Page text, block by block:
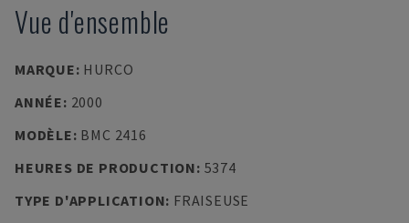
Vue d'ensemble
MARQUE: HURCO
ANNÉE: 2000
MODÈLE: BMC 2416
HEURES DE PRODUCTION: 5374
TYPE D'APPLICATION: FRAISEUSE